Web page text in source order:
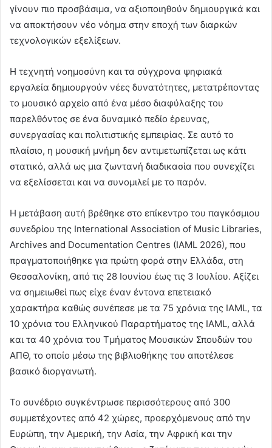
γίνουν πιο προσβάσιμα, να αξιοποιηθούν δημιουργικά και
να αποκτήσουν νέο νόημα στην εποχή των διαρκών
τεχνολογικών εξελίξεων.
Η τεχνητή νοημοσύνη και τα σύγχρονα ψηφιακά
εργαλεία δημιουργούν νέες δυνατότητες, μετατρέποντας
το μουσικό αρχείο από ένα μέσο διαφύλαξης του
παρελθόντος σε ένα δυναμικό πεδίο έρευνας,
συνεργασίας και πολιτιστικής εμπειρίας. Σε αυτό το
πλαίσιο, η μουσική μνήμη δεν αντιμετωπίζεται ως κάτι
στατικό, αλλά ως μια ζωντανή διαδικασία που συνεχίζει
να εξελίσσεται και να συνομιλεί με το παρόν.
Η μετάβαση αυτή βρέθηκε στο επίκεντρο του παγκόσμιου
συνεδρίου της International Association of Music Libraries,
Archives and Documentation Centres (IAML 2026), που
πραγματοποιήθηκε για πρώτη φορά στην Ελλάδα, στη
Θεσσαλονίκη, από τις 28 Ιουνίου έως τις 3 Ιουλίου. Αξίζει
να σημειωθεί πως είχε έναν έντονα επετειακό
χαρακτήρα καθώς συνέπεσε με τα 75 χρόνια της IAML, τα
10 χρόνια του Ελληνικού Παραρτήματος της IAML, αλλά
και τα 40 χρόνια του Τμήματος Μουσικών Σπουδών του
ΑΠΘ, το οποίο μέσω της βιβλιοθήκης του αποτέλεσε
βασικό διοργανωτή.
Το συνέδριο συγκέντρωσε περισσότερους από 300
συμμετέχοντες από 42 χώρες, προερχόμενους από την
Ευρώπη, την Αμερική, την Ασία, την Αφρική και την